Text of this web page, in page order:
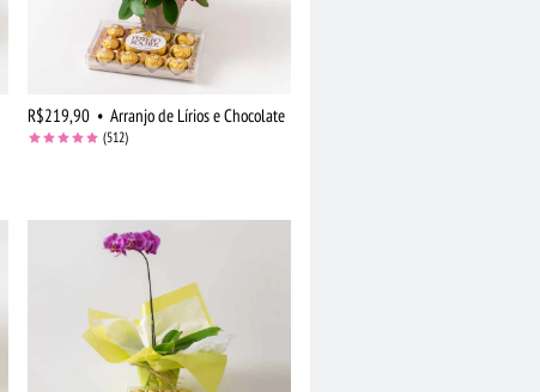
R$219,90 • Arranjo de Lírios e Chocolate
(512)